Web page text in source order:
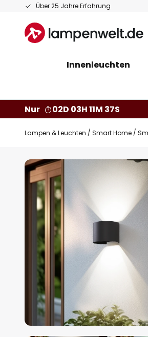
Über 25 Jahre Erfahrung
Zum
springen
Innenleuchten
Nur
02D 03H 11M 36S
Lampen & Leuchten Smart Home
Zum
Ende
Bildgalerie
springen